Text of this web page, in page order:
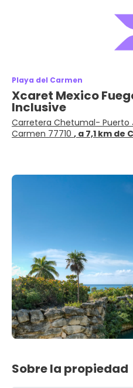
Playa del Carmen
Xcaret Mexico
Inclusive
Carretera Chetumal- Puerto
Carmen 77710 , a 7,1 km de
Sobre la propiedad